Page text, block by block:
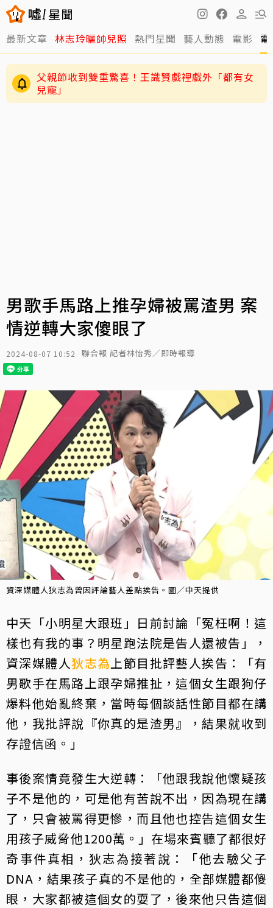
最新文章 林志玲曬帥兒照 熱門星聞 藝人動態 電影
父親節收到雙重驚喜！王識賢戲裡戲外「都有女
兒寵」
男歌手馬路上推孕婦被罵渣男 案
情逆轉大家傻眼了
2024-08-07 10:52 聯合報 記者林怡秀／即時報導
資深媒體人狄志為曾因評論藝人差點挨告。圖／中天提供
中天「小明星大跟班」日前討論「冤枉啊！這
樣也有我的事？明星跑法院是告人還被告」，
資深媒體人狄志為 上節目批評藝人挨告：「有
男歌手在馬路上跟孕婦推扯，這個女生跟狗仔
爆料他始亂終棄，當時每個談話性節目都在講
他，我批評說『你真的是渣男』，結果就收到
存證信函。」
事後案情竟發生大逆轉：「他跟我說他懷疑孩
子不是他的，可是他有苦說不出，因為現在講
了，只會被罵得更慘，而且他也控告這個女生
用孩子威脅他1200萬。」在場來賓聽了都很好
奇事件真相，狄志為接著說：「他去驗父子
DNA，結果孩子真的不是他的，全部媒體都傻
眼，大家都被這個女的耍了，後來他只告這個